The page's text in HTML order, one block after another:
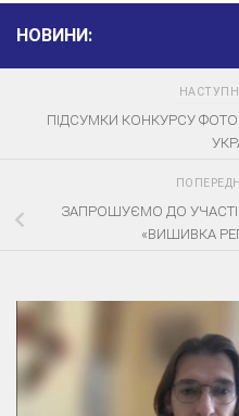
НОВИНИ:
ПІДСУМКИ КОНКУРСУ
ЗАПРОШУЄМО ДО УЧАСТІ
«ВИШИВКА